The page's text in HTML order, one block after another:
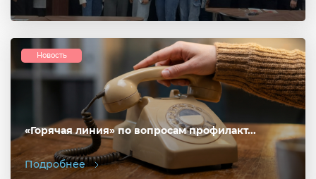
«Горячая линия» по вопросам профилакт...
Подробнее
Новость